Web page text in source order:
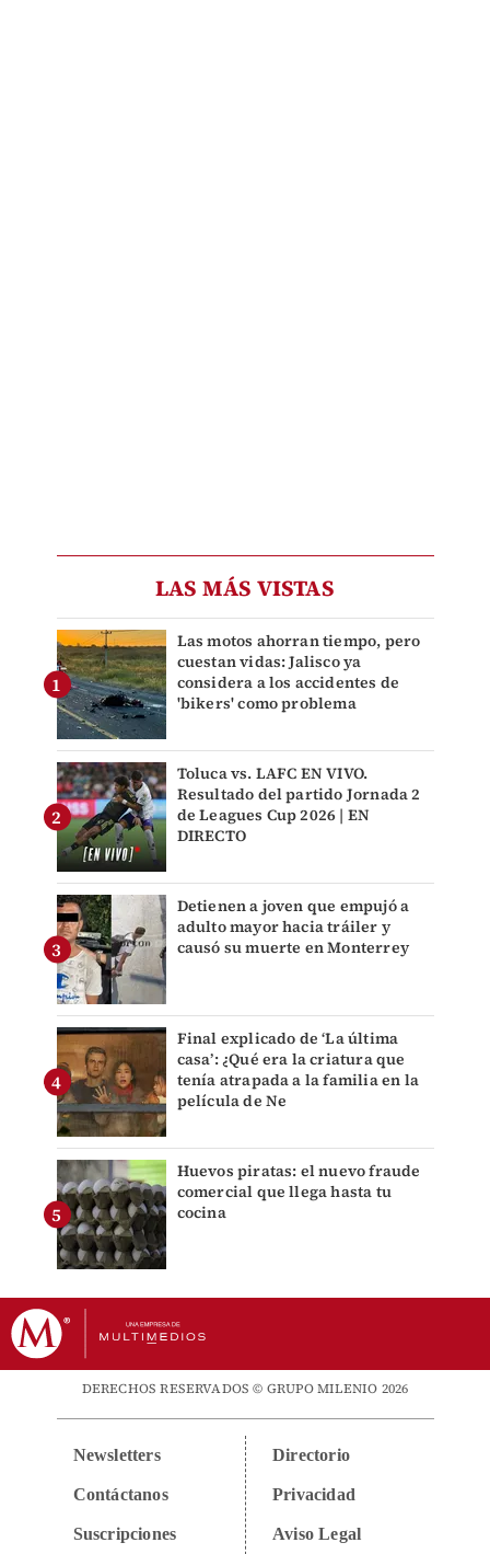
LAS MÁS VISTAS
Las motos ahorran tiempo, pero
cuestan vidas: Jalisco ya
considera a los accidentes de
'bikers' como problema
Toluca vs. LAFC EN VIVO.
Resultado del partido Jornada 2
de Leagues Cup 2026 | EN
DIRECTO
Detienen a joven que empujó a
adulto mayor hacia tráiler y
causó su muerte en Monterrey
Final explicado de ‘La última
casa’: ¿Qué era la criatura que
tenía atrapada a la familia en la
película de Ne
Huevos piratas: el nuevo fraude
comercial que llega hasta tu
cocina
DERECHOS RESERVADOS © GRUPO MILENIO 2026
Newsletters
Contáctanos
Suscripciones
Directorio
Privacidad
Aviso Legal